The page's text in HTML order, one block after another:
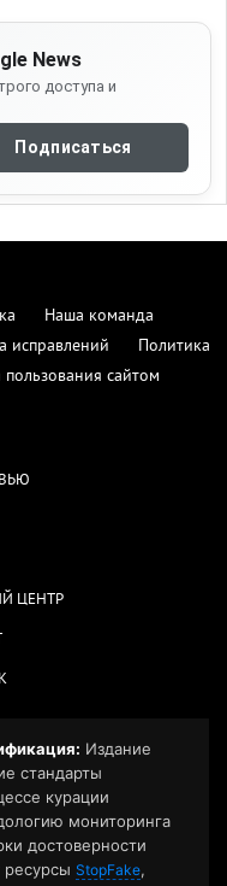
News
доступа и
Подписаться
Наша команда
исправлений
Политика
пользования сайтом
ЦЕНТР
Издание
стандарты
курации
мониторинга
достоверности
ресурсы StopFake,